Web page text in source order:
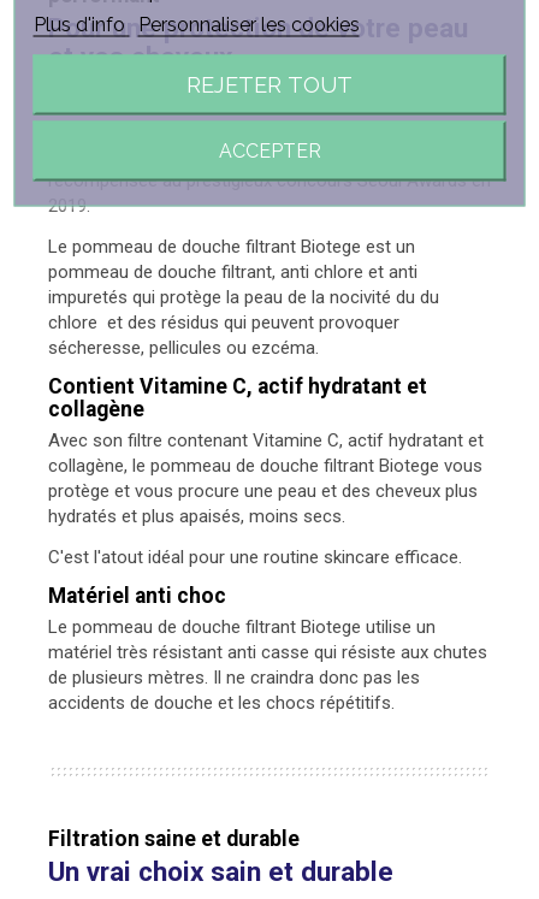
Pour une protection de votre peau
et vos cheveux
en France et à l'étranger et a été
récompensée au prestigieux concours Seoul Awards en
2019.
Le pommeau de douche filtrant Biotege est un
pommeau de douche filtrant, anti chlore et anti
impuretés qui protège la peau de la nocivité du du
chlore et des résidus qui peuvent provoquer
sécheresse, pellicules ou ezcéma.
Contient Vitamine C, actif hydratant et
collagène
Avec son filtre contenant Vitamine C, actif hydratant et
collagène, le pommeau de douche filtrant Biotege vous
protège et vous procure une peau et des cheveux plus
hydratés et plus apaisés, moins secs.
C'est l'atout idéal pour une routine skincare efficace.
Matériel anti choc
Le pommeau de douche filtrant Biotege utilise un
matériel très résistant anti casse qui résiste aux chutes
de plusieurs mètres. Il ne craindra donc pas les
accidents de douche et les chocs répétitifs.
Filtration saine et durable
Un vrai choix sain et durable
Plus d'info
Personnaliser les cookies
REJETER TOUT
ACCEPTER